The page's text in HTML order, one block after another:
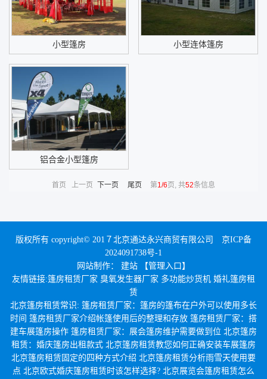
小型篷房 小型连体篷房
铝合金小型篷房
首页 上一页 下一页 尾页 第1/6页, 共52条信息
版权所有 copyright© 201７北京通达永兴商贸有限公司 京ICP备
2024091738号-1
网站制作： 建站
【管理入口】
友情链接:篷房租赁厂家 臭氧发生器厂家 多功能炒货机 婚礼篷房租
赁
北京篷房租赁常识: 篷房租赁厂家：篷房的篷布在户外可以使用多长
时间 篷房租赁厂家介绍帐篷使用后的整理和存放 篷房租赁厂家：搭
建车展篷房操作 篷房租赁厂家：展会篷房维护需要做到位 北京篷房
租赁：婚庆篷房出租款式 北京篷房租赁教您如何正确安装车展篷房
北京篷房租赁固定的四种方式介绍 北京篷房租赁分析雨雪天使用要
点 北京欧式婚庆篷房租赁时该怎样选择? 北京展览会篷房租赁怎么